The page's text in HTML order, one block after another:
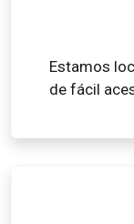
Estamos
de fácil